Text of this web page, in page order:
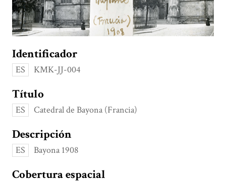
Identificador
ES KMK-JJ-004
Título
ES Catedral de Bayona (Francia)
Descripción
ES Bayona 1908
Cobertura espacial